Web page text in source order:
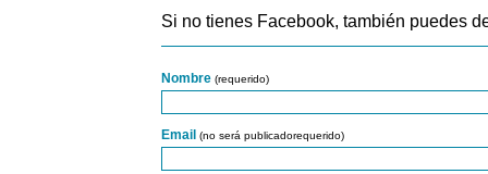
Si no tienes Facebook, también puedes
Nombre (requerido)
Email (no será publicadorequerido)